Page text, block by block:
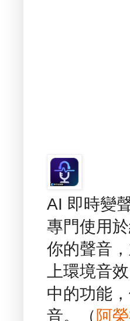
AI 即時變
專門使用
你的聲音
上環境音
中的功能
音。（ 阿